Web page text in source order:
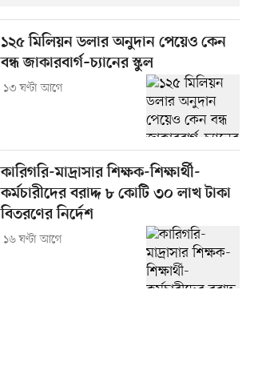
১২৫ মিলিয়ন ডলার অনুদান পেয়েও কেন
বন্ধ জাকারবার্গ–চ্যানের স্কুল
১৩ ঘণ্টা আগে
কারিগরি-মাদ্রাসার শিক্ষক-শিক্ষার্থী-
কর্মচারীদের বরাদ্দ ৮ কোটি ৩০ লাখ টাকা
বিতরণের নির্দেশ
১৬ ঘণ্টা আগে